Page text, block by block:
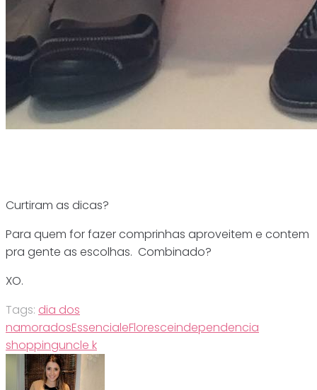
Curtiram as dicas?
Para quem for fazer comprinhas aproveitem e contem
pra gente as escolhas. Combinado?
XO.
Tags: dia dos
namoradosEssencialeFloresceindependencia
shoppinguncle k